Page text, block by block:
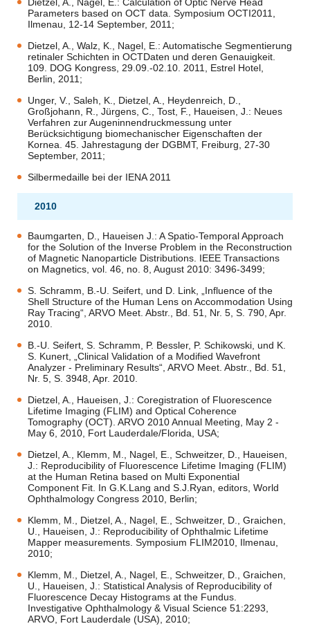
Dietzel, A., Nagel, E.: Calculation of Optic Nerve Head
Parameters based on OCT data. Symposium OCTI2011,
Ilmenau, 12-14 September, 2011;
Dietzel, A., Walz, K., Nagel, E.: Automatische Segmentierung
retinaler Schichten in OCTDaten und deren Genauigkeit.
109. DOG Kongress, 29.09.-02.10. 2011, Estrel Hotel,
Berlin, 2011;
Unger, V., Saleh, K., Dietzel, A., Heydenreich, D.,
Großjohann, R., Jürgens, C., Tost, F., Haueisen, J.: Neues
Verfahren zur Augeninnendruckmessung unter
Berücksichtigung biomechanischer Eigenschaften der
Kornea. 45. Jahrestagung der DGBMT, Freiburg, 27-30
September, 2011;
Silbermedaille bei der IENA 2011
2010
Baumgarten, D., Haueisen J.: A Spatio-Temporal Approach
for the Solution of the Inverse Problem in the Reconstruction
of Magnetic Nanoparticle Distributions. IEEE Transactions
on Magnetics, vol. 46, no. 8, August 2010: 3496-3499;
S. Schramm, B.-U. Seifert, und D. Link, „Influence of the
Shell Structure of the Human Lens on Accommodation Using
Ray Tracing“, ARVO Meet. Abstr., Bd. 51, Nr. 5, S. 790, Apr.
2010.
B.-U. Seifert, S. Schramm, P. Bessler, P. Schikowski, und K.
S. Kunert, „Clinical Validation of a Modified Wavefront
Analyzer - Preliminary Results“, ARVO Meet. Abstr., Bd. 51,
Nr. 5, S. 3948, Apr. 2010.
Dietzel, A., Haueisen, J.: Coregistration of Fluorescence
Lifetime Imaging (FLIM) and Optical Coherence
Tomography (OCT). ARVO 2010 Annual Meeting, May 2 -
May 6, 2010, Fort Lauderdale/Florida, USA;
Dietzel, A., Klemm, M., Nagel, E., Schweitzer, D., Haueisen,
J.: Reproducibility of Fluorescence Lifetime Imaging (FLIM)
at the Human Retina based on Multi Exponential
Component Fit. In G.K.Lang and S.J.Ryan, editors, World
Ophthalmology Congress 2010, Berlin;
Klemm, M., Dietzel, A., Nagel, E., Schweitzer, D., Graichen,
U., Haueisen, J.: Reproducibility of Ophthalmic Lifetime
Mapper measurements. Symposium FLIM2010, Ilmenau,
2010;
Klemm, M., Dietzel, A., Nagel, E., Schweitzer, D., Graichen,
U., Haueisen, J.: Statistical Analysis of Reproducibility of
Fluorescence Decay Histograms at the Fundus.
Investigative Ophthalmology & Visual Science 51:2293,
ARVO, Fort Lauderdale (USA), 2010;